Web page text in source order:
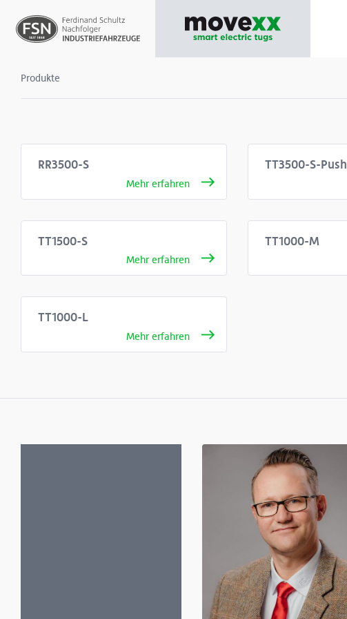
Produkte
RR3500-S TT3500-S-Push
TT1500-S TT1000-M
TT1000-L